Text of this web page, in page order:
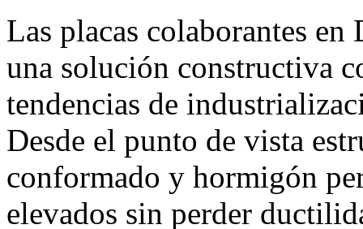
Las placas colaborantes en
una solución constructiva
tendencias de
Desde el punto de vista
conformado y hormigón
elevados sin perder